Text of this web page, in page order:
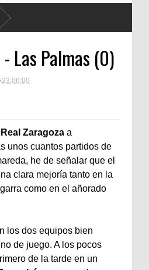
Las Palmas (0)
23:06:00
Real Zaragoza a
unos cuantos partidos de
he de señalar que el
clara mejoría tanto en la
como en el añorado
los dos equipos bien
de juego. A los pocos
de la tarde en un